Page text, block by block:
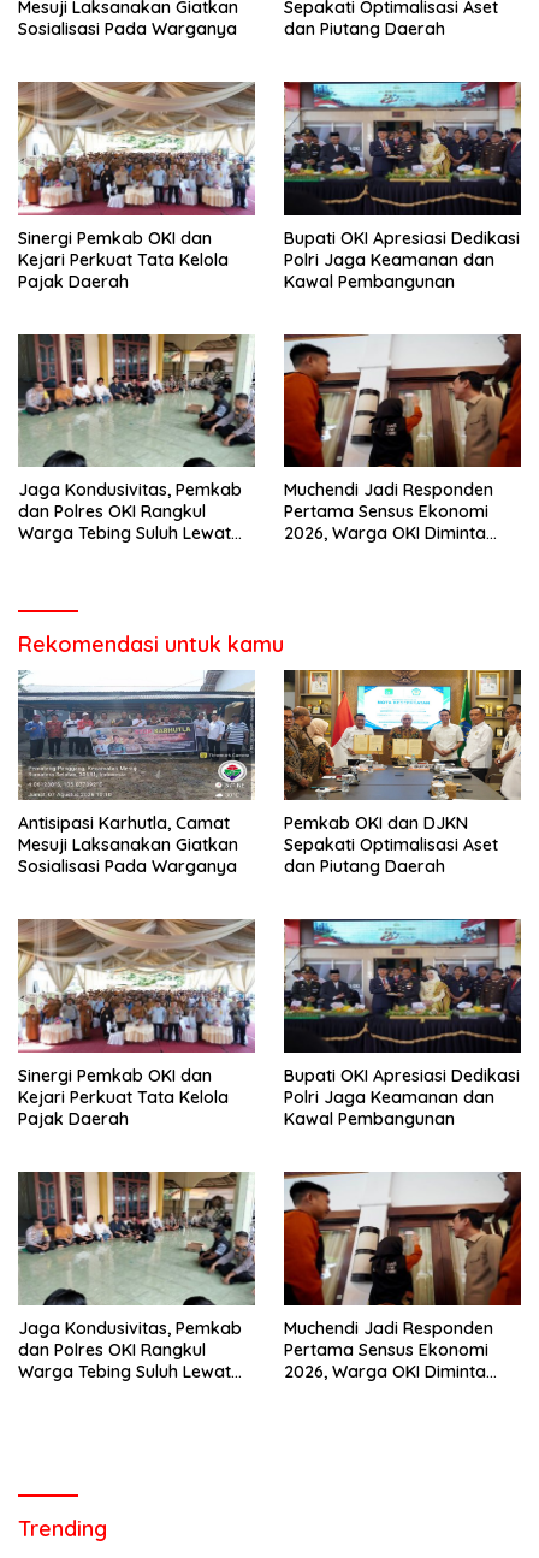
Mesuji Laksanakan Giatkan
Sosialisasi Pada Warganya
Sepakati Optimalisasi Aset
dan Piutang Daerah
Sinergi Pemkab OKI dan
Kejari Perkuat Tata Kelola
Pajak Daerah
Bupati OKI Apresiasi Dedikasi
Polri Jaga Keamanan dan
Kawal Pembangunan
Jaga Kondusivitas, Pemkab
dan Polres OKI Rangkul
Warga Tebing Suluh Lewat
Muchendi Jadi Responden
Pertama Sensus Ekonomi
2026, Warga OKI Diminta
Rekomendasi untuk kamu
Antisipasi Karhutla, Camat
Mesuji Laksanakan Giatkan
Sosialisasi Pada Warganya
Pemkab OKI dan DJKN
Sepakati Optimalisasi Aset
dan Piutang Daerah
Sinergi Pemkab OKI dan
Kejari Perkuat Tata Kelola
Pajak Daerah
Bupati OKI Apresiasi Dedikasi
Polri Jaga Keamanan dan
Kawal Pembangunan
Jaga Kondusivitas, Pemkab
dan Polres OKI Rangkul
Warga Tebing Suluh Lewat
Muchendi Jadi Responden
Pertama Sensus Ekonomi
2026, Warga OKI Diminta
Trending